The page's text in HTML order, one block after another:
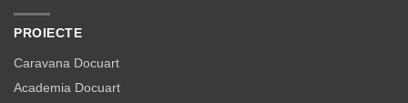
PROIECTE
Caravana Docuart
Academia Docuart